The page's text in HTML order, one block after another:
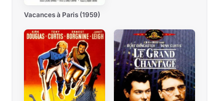
Vacances à Paris (1959)